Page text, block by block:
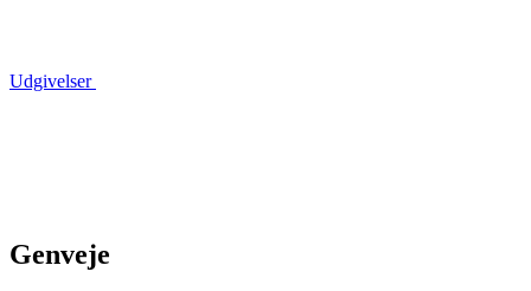
Udgivelser
Genveje